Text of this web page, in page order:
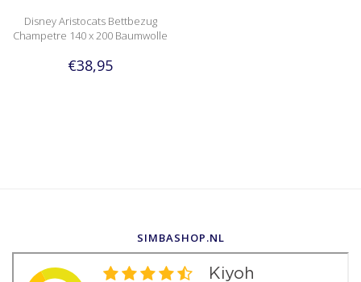
Disney Aristocats Bettbezug
Champetre 140 x 200 Baumwolle
€38,95
SIMBASHOP.NL